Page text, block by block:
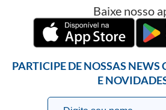
Baixe nosso
PARTICIPE DE NOSSAS NEWS
E